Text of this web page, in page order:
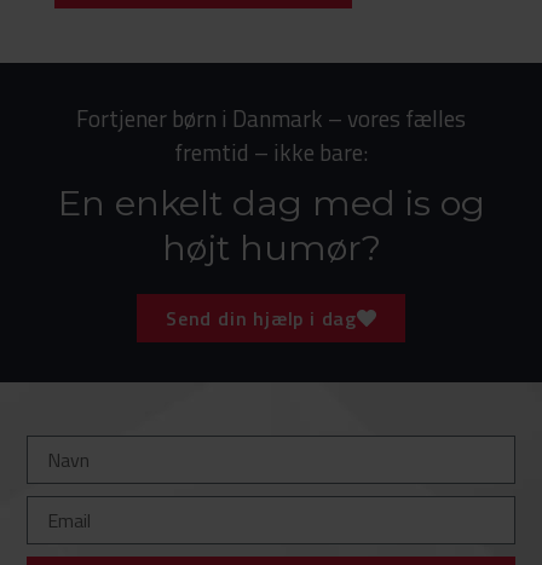
Fortjener børn i Danmark – vores fælles
fremtid – ikke bare:
En enkelt dag med is og
højt humør?
Send din hjælp i dag